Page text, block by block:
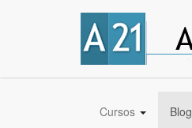
Cursos Blog